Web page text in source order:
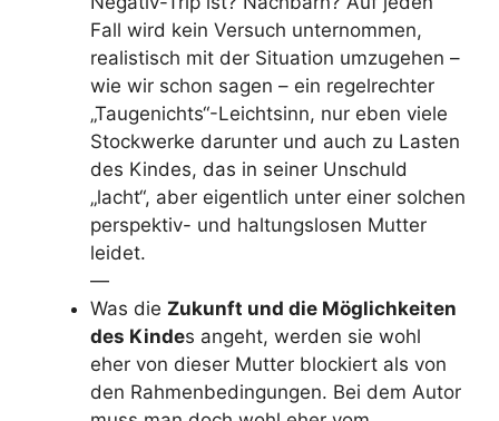
Fall wird kein Versuch unternommen,
realistisch mit der Situation umzugehen –
wie wir schon sagen – ein regelrechter
„Taugenichts“-Leichtsinn, nur eben viele
Stockwerke darunter und auch zu Lasten
des Kindes, das in seiner Unschuld
„lacht“, aber eigentlich unter einer solchen
perspektiv- und haltungslosen Mutter
leidet.
—
Was die Zukunft und die Möglichkeiten
des Kindes angeht, werden sie wohl
eher von dieser Mutter blockiert als von
den Rahmenbedingungen. Bei dem Autor